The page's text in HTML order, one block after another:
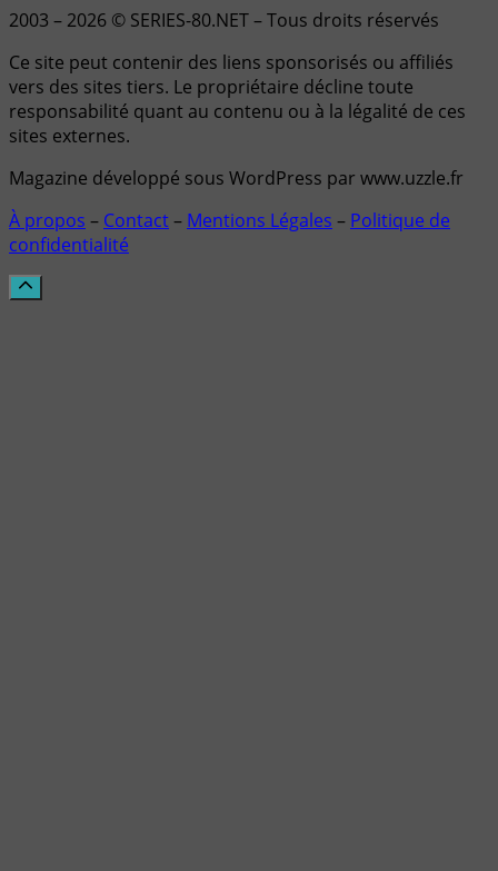
2003 – 2026 © SERIES-80.NET – Tous droits réservés
Ce site peut contenir des liens sponsorisés ou affiliés
vers des sites tiers. Le propriétaire décline toute
responsabilité quant au contenu ou à la légalité de ces
sites externes.
Magazine développé sous WordPress par www.uzzle.fr
À propos – Contact– Mentions Légales – Politique de
confidentialité